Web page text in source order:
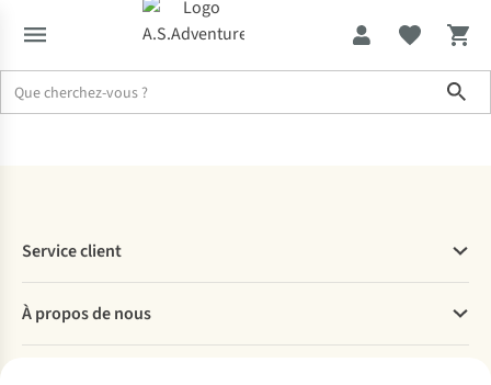
Service client
Commander
Payer
À propos de nous